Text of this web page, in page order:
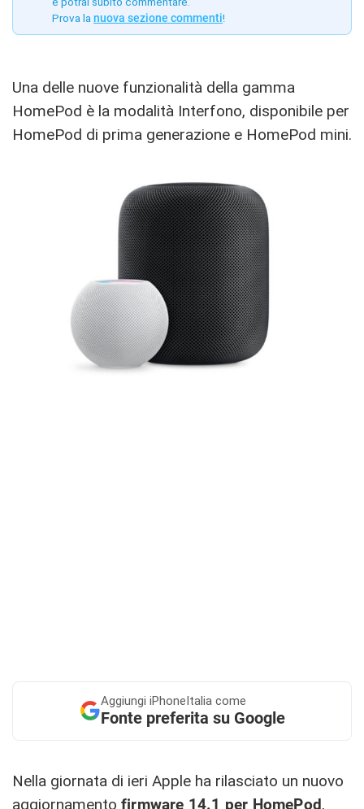
Prova la nuova sezione commenti!
Una delle nuove funzionalità della gamma
HomePod è la modalità Interfono, disponibile per
HomePod di prima generazione e HomePod mini.
Aggiungi iPhoneItalia come
Fonte preferita su Google
Nella giornata di ieri Apple ha rilasciato un nuovo
aggiornamento firmware 14.1 per HomePod,